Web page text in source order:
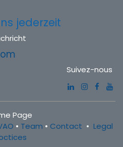
jederzeit
Suivez-nous
Page
• Team • Contact • Legal